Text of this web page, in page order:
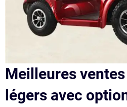
Meilleures
légers avec